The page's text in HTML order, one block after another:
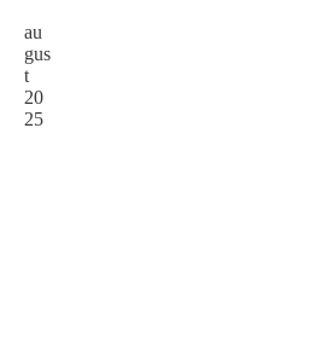
au
gus
t
20
25